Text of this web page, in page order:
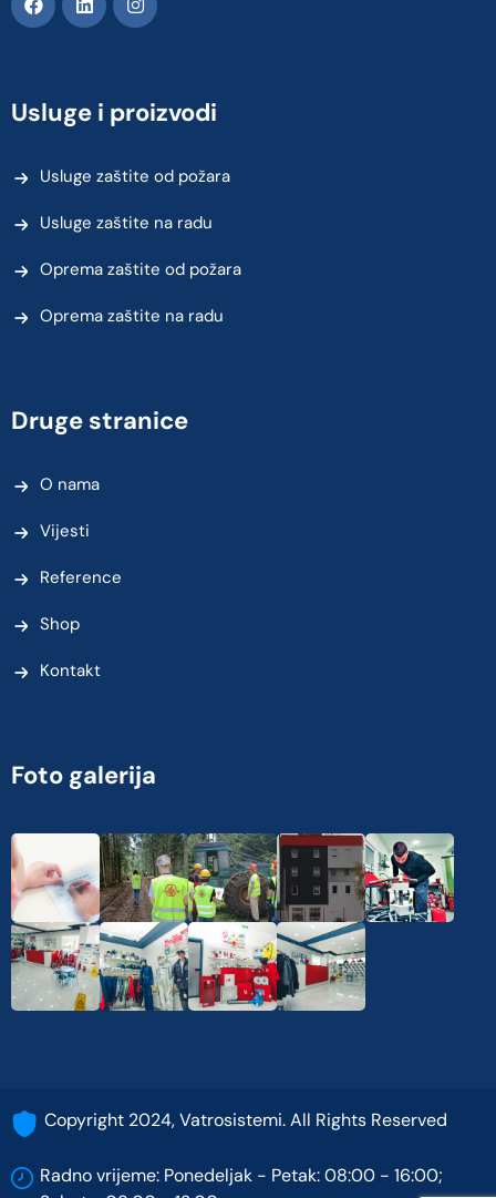
Usluge i proizvodi
Usluge zaštite od požara
Usluge zaštite na radu
Oprema zaštite od požara
Oprema zaštite na radu
Druge stranice
O nama
Vijesti
Reference
Shop
Kontakt
Foto galerija
Copyright 2024, Vatrosistemi. All Rights Reserved
Radno vrijeme: Ponedeljak - Petak: 08:00 - 16:00;